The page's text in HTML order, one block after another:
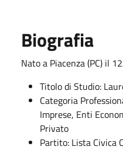
Biografia
Nato a Piacenza (PC) il
Titolo di Studio:
Categoria
Imprese, Enti
Privato
Partito: Lista Civica